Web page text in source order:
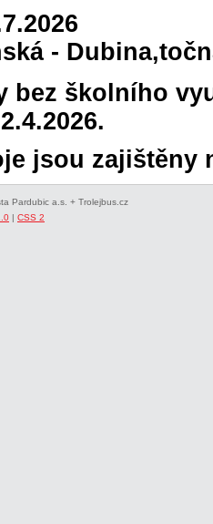
-
školního
jsou zajištěny
Pardubic a.s. + Trolejbus.cz
| CSS 2